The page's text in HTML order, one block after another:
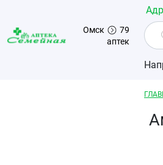
Перейти к основному содержанию
Омск
79
аптек